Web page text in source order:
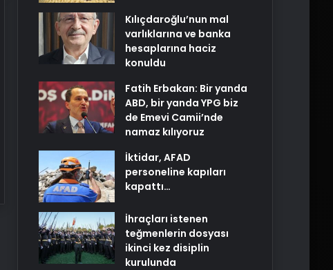
Kılıçdaroğlu’nun mal
varlıklarına ve banka
hesaplarına haciz
konuldu
Fatih Erbakan: Bir yanda
ABD, bir yanda YPG biz
de Emevi Camii’nde
namaz kılıyoruz
İktidar, AFAD
personeline kapıları
kapattı…
İhraçları istenen
teğmenlerin dosyası
ikinci kez disiplin
kurulunda